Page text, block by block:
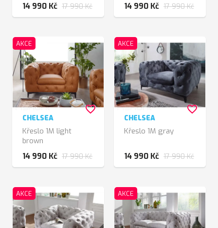
14 990 Kč 17 990 Kč 14 990 Kč 17 990 Kč
AKCE
CHELSEA
Křeslo 1M light
brown
14 990 Kč 17 990 Kč
favorite_border
AKCE
CHELSEA
Křeslo 1M gray
14 990 Kč 17 990 Kč
favorite_border
AKCE AKCE